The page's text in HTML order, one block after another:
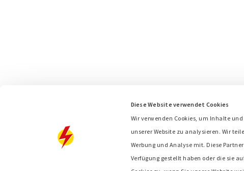
Diese Website verwendet Cookies
Wir verwenden Cookies, um Inhalte
unserer Website zu analysieren. Wir
Werbung und Analyse mit. Diese
Verfügung gestellt haben oder die sie